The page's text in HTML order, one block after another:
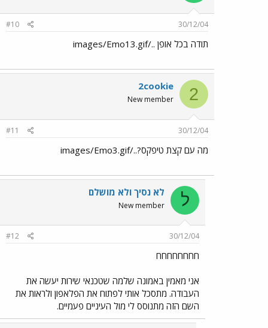
30/12/04
#10
תודה בכל אופן ../images/Emo13.gif
2
2cookie
New member
30/12/04
#11
מה עם קצת טיפקס?../images/Emo3.gif
ל לא נסיך ולא מושלם
New member
30/12/04
#12
חחחחחחחח
אני מאמין באמונה שלמה שטכנאי שירות יעשה את
העבודה. מתסכל אותי לפתוח את הפלאפון ולראות את
השם הזה מתנוסס לי מול העיניים פעמיים.